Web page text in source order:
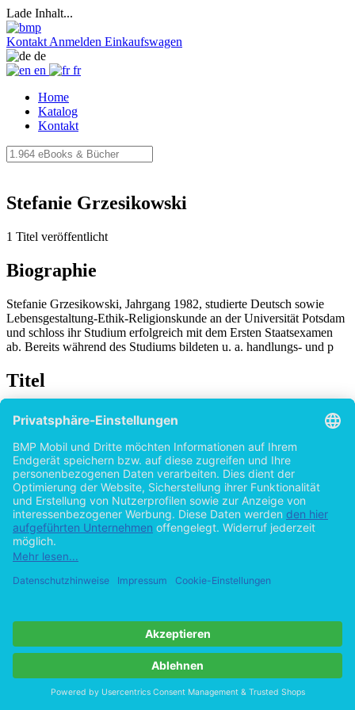
Lade Inhalt...
Kontakt Anmelden Einkaufswagen
de
en
fr
Home
Katalog
Kontakt
Stefanie Grzesikowski
1 Titel veröffentlicht
Biographie
Stefanie Grzesikowski, Jahrgang 1982, studierte Deutsch sowie
Lebensgestaltung-Ethik-Religionskunde an der Universität Potsdam
und schloss ihr Studium erfolgreich mit dem Ersten Staatsexamen
ab. Bereits während des Studiums bildeten u. a. handlungs- und p
Titel
Handlungs- und produktionsorientierte
Methoden zur Förderung der Lesekompetenz:
Max Frischs Drama 'Andorra' im
kompetenzorientierten Deutschunterricht
vonStefanie Grzesikowski (Autor:in) 2013
©2011
Impressum
Vertrag widerrufen
Zur Desktop-Version
Copyright ©Imprint in der Bedey & Thoms Media GmbH
byOpen Publishing
Cookie-Einstellungen